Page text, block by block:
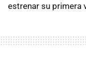
estrenar su primera